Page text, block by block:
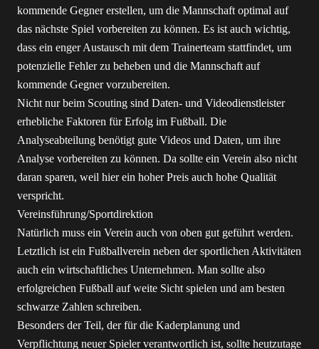
kommende Gegner erstellen, um die Mannschaft optimal auf
das nächste Spiel vorbereiten zu können. Es ist auch wichtig,
dass ein enger Austausch mit dem Trainerteam stattfindet, um
potenzielle Fehler zu beheben und die Mannschaft auf
kommende Gegner vorzubereiten.
Nicht nur beim Scouting sind Daten- und Videodienstleister
erhebliche Faktoren für Erfolg im Fußball. Die
Analyseabteilung benötigt gute Videos und Daten, um ihre
Analyse vorbereiten zu können. Da sollte ein Verein also nicht
daran sparen, weil hier ein hoher Preis auch hohe Qualität
verspricht.
Vereinsführung/Sportdirektion
Natürlich muss ein Verein auch von oben gut geführt werden.
Letztlich ist ein Fußballverein neben der sportlichen Aktivitäten
auch ein wirtschaftliches Unternehmen. Man sollte also
erfolgreichen Fußball auf weite Sicht spielen und am besten
schwarze Zahlen schreiben.
Besonders der Teil, der für die Kaderplanung und
Verpflichtung neuer Spieler verantwortlich ist, sollte heutzutage